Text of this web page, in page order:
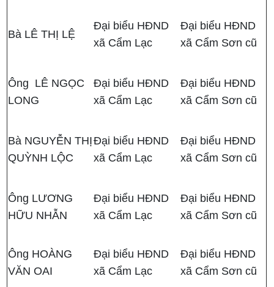
Bà LÊ THỊ LỆ
Đại biểu HĐND
xã Cẩm Lạc
Đại biểu HĐND
xã Cẩm Sơn cũ
Ông LÊ NGỌC
LONG
Đại biểu HĐND
xã Cẩm Lạc
Đại biểu HĐND
xã Cẩm Sơn cũ
Bà NGUYỄN THỊ
QUỲNH LỘC
Đại biểu HĐND
xã Cẩm Lạc
Đại biểu HĐND
xã Cẩm Sơn cũ
Ông LƯƠNG
HỮU NHẪN
Đại biểu HĐND
xã Cẩm Lạc
Đại biểu HĐND
xã Cẩm Sơn cũ
Ông HOÀNG
VĂN OAI
Đại biểu HĐND
xã Cẩm Lạc
Đại biểu HĐND
xã Cẩm Sơn cũ